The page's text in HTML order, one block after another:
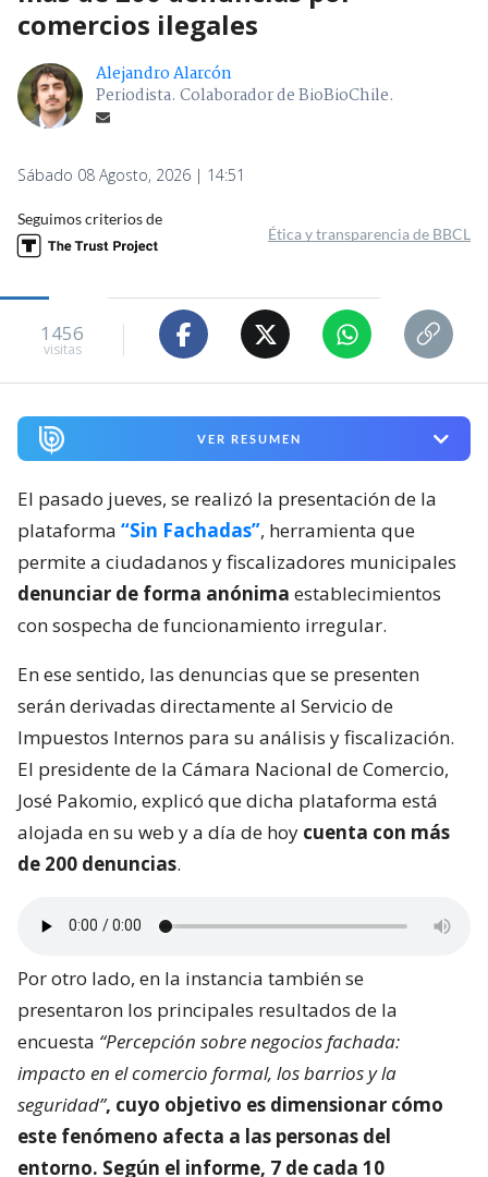
comercios ilegales
Alejandro Alarcón
Periodista. Colaborador de BioBioChile.
Sábado 08 Agosto, 2026 | 14:51
Seguimos criterios de
Ética y transparencia de BBCL
1456
visitas
VER RESUMEN
El pasado jueves, se realizó la presentación de la
plataforma “Sin Fachadas”, herramienta que
permite a ciudadanos y fiscalizadores municipales
denunciar de forma anónima establecimientos
con sospecha de funcionamiento irregular.
En ese sentido, las denuncias que se presenten
serán derivadas directamente al Servicio de
Impuestos Internos para su análisis y fiscalización.
El presidente de la Cámara Nacional de Comercio,
José Pakomio, explicó que dicha plataforma está
alojada en su web y a día de hoy cuenta con más
de 200 denuncias.
Por otro lado, en la instancia también se
presentaron los principales resultados de la
encuesta “Percepción sobre negocios fachada:
impacto en el comercio formal, los barrios y la
seguridad”, cuyo objetivo es dimensionar cómo
este fenómeno afecta a las personas del
entorno. Según el informe, 7 de cada 10